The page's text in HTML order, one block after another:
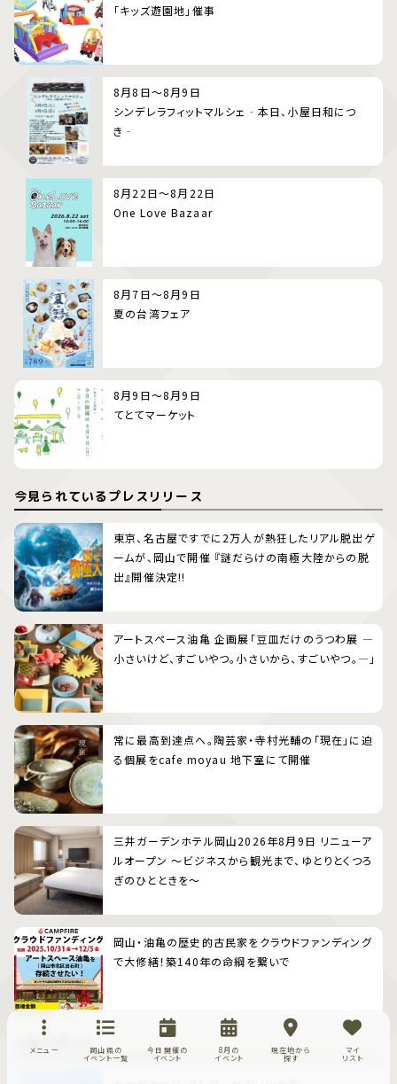
「キッズ遊園地」催事
8月8日～8月9日
シンデレラフィットマルシェ‐本日、小屋日和につ
き‐
8月22日～8月22日
One Love Bazaar
8月7日～8月9日
夏の台湾フェア
8月9日～8月9日
てとてマーケット
今見られているプレスリリース
東京、名古屋ですでに2万人が熱狂したリアル脱出ゲ
ームが、岡山で開催 『謎だらけの南極大陸からの脱
出』開催決定!!
アートスペース油亀 企画展「豆皿だけのうつわ展 ―
小さいけど、すごいやつ。小さいから、すごいやつ。―」
常に最高到達点へ。陶芸家・寺村光輔の「現在」に迫
る個展をcafe moyau 地下室にて開催
三井ガーデンホテル岡山2026年8月9日 リニューア
ルオープン 〜ビジネスから観光まで、ゆとりとくつろ
ぎのひとときを〜
岡山・油亀の歴史的古民家をクラウドファンディング
で大修繕！築140年の命綱を繋いで
メニュー
岡山県の
イベント一覧
今日開催の
イベント
8月の
イベント
現在地から
探す
マイ
リスト